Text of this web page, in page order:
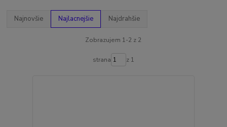
Najnovšie Najlacnejšie Najdrahšie
Zobrazujem 1-2 z 2
strana z 1